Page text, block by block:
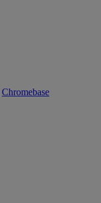
Chromebase